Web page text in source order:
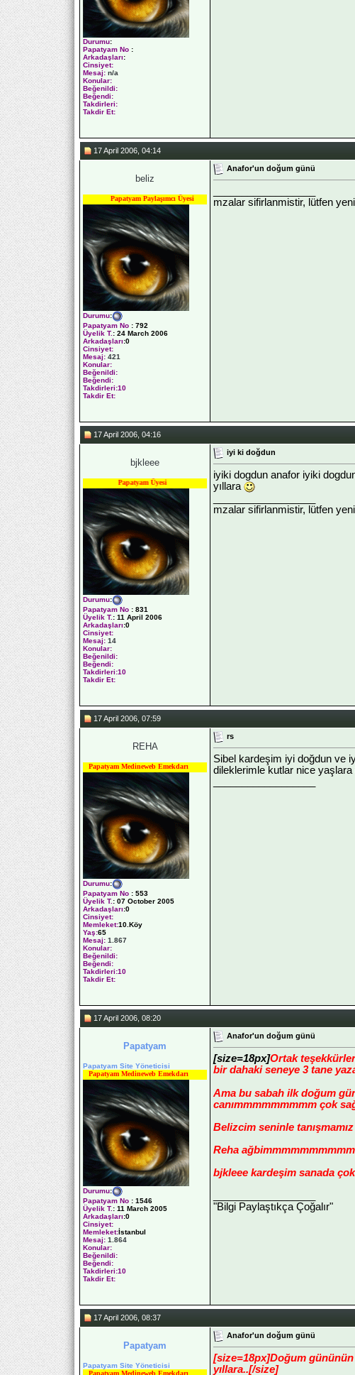
Durumu:
Papatyam No :
Arkadaşları:
Cinsiyet:
Mesaj: n/a
Konular:
Beğenildi:
Beğendi:
Takdirleri:
Takdir Et:
17 April 2006, 04:14
beliz
Papatyam Paylaşımcı Üyesi
Durumu:
Papatyam No : 792
Üyelik T. : 24 March 2006
Arkadaşları:0
Cinsiyet:
Mesaj: 421
Konular:
Beğenildi:
Beğendi:
Takdirleri:10
Takdir Et:
Anafor'un doğum günü
mzalar sifirlanmistir, lütfen
17 April 2006, 04:16
bjkleee
Papatyam Üyesi
Durumu:
Papatyam No : 831
Üyelik T. : 11 April 2006
Arkadaşları:0
Cinsiyet:
Mesaj: 14
Konular:
Beğenildi:
Beğendi:
Takdirleri:10
Takdir Et:
iyi ki doğdun
iyiki dogdun anafor iyiki
yıllara
mzalar sifirlanmistir, lütfen
17 April 2006, 07:59
REHA
Papatyam Medineweb Emekdarı
Durumu:
Papatyam No : 553
Üyelik T. : 07 October 2005
Arkadaşları:0
Cinsiyet:
Memleket:10.Köy
Yaş:65
Mesaj: 1.867
Konular:
Beğenildi:
Beğendi:
Takdirleri:10
Takdir Et:
rs
Sibel kardeşim iyi doğdun ve
dileklerimle kutlar nice yaşlara
17 April 2006, 08:20
Papatyam
Papatyam Site Yöneticisi
Papatyam Medineweb Emekdarı
Durumu:
Papatyam No : 1546
Üyelik T. : 11 March 2005
Arkadaşları:0
Cinsiyet:
Memleket:İstanbul
Mesaj: 1.864
Konular:
Beğenildi:
Beğendi:
Takdirleri:10
Takdir Et:
Anafor'un doğum günü
[size=18px]Ortak
bir dahaki seneye 3 tane
Ama bu sabah ilk doğum
canımmmmmmmmm çok
Belizcim seninle
Reha
bjkleee kardeşim sanada
"Bilgi Paylaştıkça Çoğalır"
17 April 2006, 08:37
Papatyam
Papatyam Site Yöneticisi
Papatyam Medineweb Emekdarı
Anafor'un doğum günü
[size=18px]Doğum gününün
yıllara..[/size]